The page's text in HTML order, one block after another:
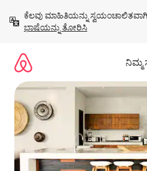
ಹೋಗಿ
ಕೆಲವು ಮಾಹಿತಿಯನ್ನು
ಭಾಷೆಯನ್ನು ತೋರಿಸಿ
ನಿಮ್ಮ